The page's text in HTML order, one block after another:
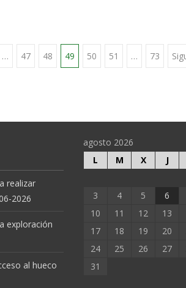
… 47 48 49 50 51 … 73
realizar
2026
exploración
al hueco
agosto 2026
L
M X J
3
4 5 6
10
11 12 13
17
18 19 20
24
25 26 27
31